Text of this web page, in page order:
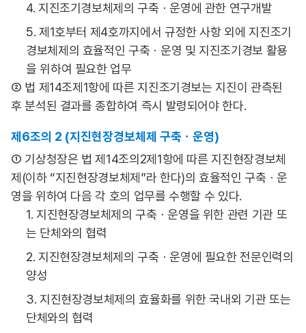
4. 지진조기경보체제의 구축ㆍ운영에 관한 연구개발
5. 제1호부터 제4호까지에서 규정한 사항 외에 지진조기
경보체제의 효율적인 구축ㆍ운영 및 지진조기경보 활용
을 위하여 필요한 업무
② 법 제14조제1항에 따른 지진조기경보는 지진이 관측된
후 분석된 결과를 종합하여 즉시 발령되어야 한다.
제6조의 2 (지진현장경보체제 구축ㆍ운영)
① 기상청장은 법 제14조의2제1항에 따른 지진현장경보체
제(이하 “지진현장경보체제”라 한다)의 효율적인 구축ㆍ운
영을 위하여 다음 각 호의 업무를 수행할 수 있다.
1. 지진현장경보체제의 구축ㆍ운영을 위한 관련 기관 또
는 단체와의 협력
2. 지진현장경보체제의 구축ㆍ운영에 필요한 전문인력의
양성
3. 지진현장경보체제의 효율화를 위한 국내외 기관 또는
단체와의 협력